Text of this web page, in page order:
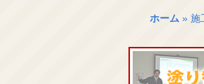
ホーム » 施